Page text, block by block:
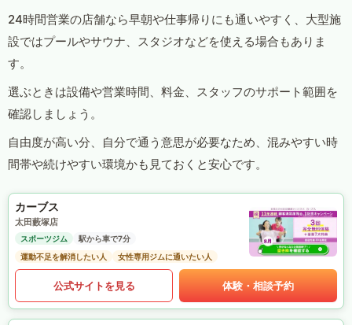
24時間営業の店舗なら早朝や仕事帰りにも通いやすく、大型施
設ではプールやサウナ、スタジオなどを使える場合もありま
す。
選ぶときは設備や営業時間、料金、スタッフのサポート範囲を
確認しましょう。
自由度が高い分、自分で通う意思が必要なため、混みやすい時
間帯や続けやすい環境かも見ておくと安心です。
カーブス
太田藪塚店
スポーツジム
駅から車で7分
運動不足を解消したい人
女性専用ジムに通いたい人
公式サイトを見る 体験・相談予約